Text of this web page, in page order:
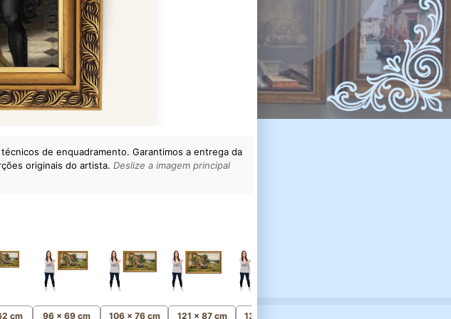
de enquadramento. Garantimos a entrega da
originais do artista. Deslize a imagem principal
cm 96 x 69 cm 106 x 76 cm 121 x 87 cm 136 x 97 cm